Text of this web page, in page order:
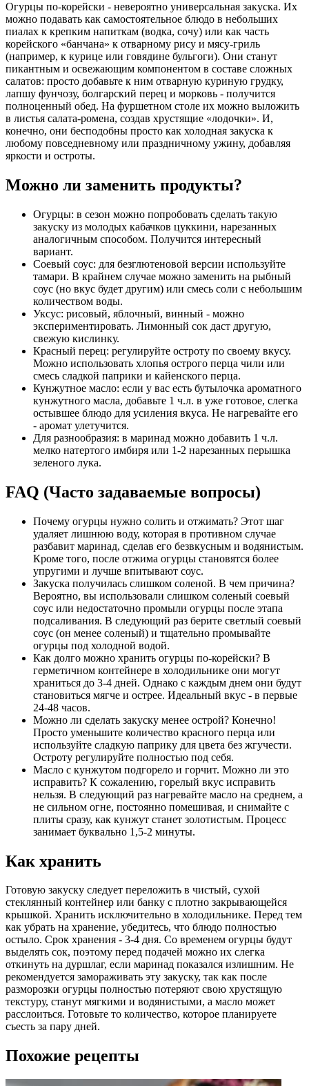
Огурцы по-корейски - невероятно универсальная закуска. Их
можно подавать как самостоятельное блюдо в небольших
пиалах к крепким напиткам (водка, сочу) или как часть
корейского «банчана» к отварному рису и мясу-гриль
(например, к курице или говядине бульгоги). Они станут
пикантным и освежающим компонентом в составе сложных
салатов: просто добавьте к ним отварную куриную грудку,
лапшу фунчозу, болгарский перец и морковь - получится
полноценный обед. На фуршетном столе их можно выложить
в листья салата-ромена, создав хрустящие «лодочки». И,
конечно, они бесподобны просто как холодная закуска к
любому повседневному или праздничному ужину, добавляя
яркости и остроты.
Можно ли заменить продукты?
Огурцы: в сезон можно попробовать сделать такую
закуску из молодых кабачков цуккини, нарезанных
аналогичным способом. Получится интересный
вариант.
Соевый соус: для безглютеновой версии используйте
тамари. В крайнем случае можно заменить на рыбный
соус (но вкус будет другим) или смесь соли с небольшим
количеством воды.
Уксус: рисовый, яблочный, винный - можно
экспериментировать. Лимонный сок даст другую,
свежую кислинку.
Красный перец: регулируйте остроту по своему вкусу.
Можно использовать хлопья острого перца чили или
смесь сладкой паприки и кайенского перца.
Кунжутное масло: если у вас есть бутылочка ароматного
кунжутного масла, добавьте 1 ч.л. в уже готовое, слегка
остывшее блюдо для усиления вкуса. Не нагревайте его
- аромат улетучится.
Для разнообразия: в маринад можно добавить 1 ч.л.
мелко натертого имбиря или 1-2 нарезанных перышка
зеленого лука.
FAQ (Часто задаваемые вопросы)
Почему огурцы нужно солить и отжимать? Этот шаг
удаляет лишнюю воду, которая в противном случае
разбавит маринад, сделав его безвкусным и водянистым.
Кроме того, после отжима огурцы становятся более
упругими и лучше впитывают соус.
Закуска получилась слишком соленой. В чем причина?
Вероятно, вы использовали слишком соленый соевый
соус или недостаточно промыли огурцы после этапа
подсаливания. В следующий раз берите светлый соевый
соус (он менее соленый) и тщательно промывайте
огурцы под холодной водой.
Как долго можно хранить огурцы по-корейски? В
герметичном контейнере в холодильнике они могут
храниться до 3-4 дней. Однако с каждым днем они будут
становиться мягче и острее. Идеальный вкус - в первые
24-48 часов.
Можно ли сделать закуску менее острой? Конечно!
Просто уменьшите количество красного перца или
используйте сладкую паприку для цвета без жгучести.
Остроту регулируйте полностью под себя.
Масло с кунжутом подгорело и горчит. Можно ли это
исправить? К сожалению, горелый вкус исправить
нельзя. В следующий раз нагревайте масло на среднем, а
не сильном огне, постоянно помешивая, и снимайте с
плиты сразу, как кунжут станет золотистым. Процесс
занимает буквально 1,5-2 минуты.
Как хранить
Готовую закуску следует переложить в чистый, сухой
стеклянный контейнер или банку с плотно закрывающейся
крышкой. Хранить исключительно в холодильнике. Перед тем
как убрать на хранение, убедитесь, что блюдо полностью
остыло. Срок хранения - 3-4 дня. Со временем огурцы будут
выделять сок, поэтому перед подачей можно их слегка
откинуть на дуршлаг, если маринад показался излишним. Не
рекомендуется замораживать эту закуску, так как после
разморозки огурцы полностью потеряют свою хрустящую
текстуру, станут мягкими и водянистыми, а масло может
расслоиться. Готовьте то количество, которое планируете
съесть за пару дней.
Похожие рецепты